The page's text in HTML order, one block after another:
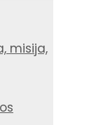
misija,